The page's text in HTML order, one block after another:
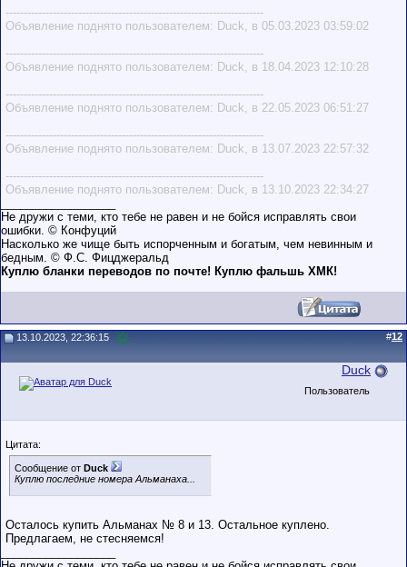
-----------------------------------------------------------------------
Объявление поднято пользователем: Duck, в 05.03.2023 03:59:02
-----------------------------------------------------------------------
Объявление поднято пользователем: Duck, в 18.04.2023 12:10:28
-----------------------------------------------------------------------
Объявление поднято пользователем: Duck, в 22.05.2023 06:51:27
-----------------------------------------------------------------------
Объявление поднято пользователем: Duck, в 13.07.2023 22:57:32
-----------------------------------------------------------------------
Объявление поднято пользователем: Duck, в 13.10.2023 22:34:27
Не дружи с теми, кто тебе не равен и не бойся исправлять свои
ошибки. © Конфуций
Насколько же чище быть испорченным и богатым, чем невинным и
бедным. © Ф.С. Фицджеральд
Куплю бланки переводов по почте! Куплю фальшь ХМК!
13.10.2023, 22:36:15 #12
Duck
Пользователь
Цитата:
Сообщение от Duck
Куплю последние номера Альманаха...
Осталось купить Альманах № 8 и 13. Остальное куплено.
Предлагаем, не стесняемся!